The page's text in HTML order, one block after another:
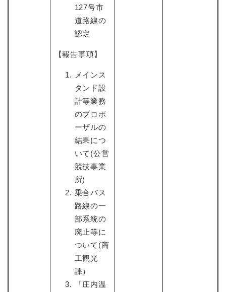
127号市
道路線の
認定
【報告事項】
メインス
タンド設
計等業務
のプロポ
ーザルの
結果につ
いて(公営
競技事業
所)
乗合バス
路線の一
部系統の
廃止等に
ついて(商
工観光
課）
「庄内温